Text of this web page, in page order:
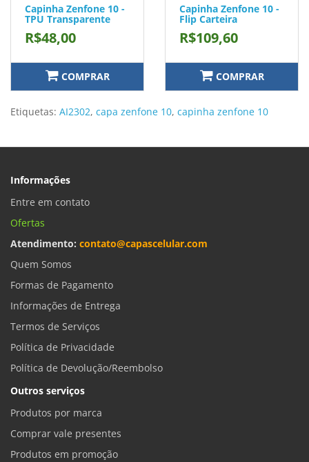
Capinha Zenfone 10 -
TPU Transparente
R$48,00
COMPRAR
Capinha Zenfone 10 -
Flip Carteira
R$109,60
COMPRAR
Etiquetas: AI2302, capa zenfone 10, capinha zenfone 10
Informações
Entre em contato
Ofertas
Atendimento: contato@capascelular.com
Quem Somos
Formas de Pagamento
Informações de Entrega
Termos de Serviços
Política de Privacidade
Política de Devolução/Reembolso
Outros serviços
Produtos por marca
Comprar vale presentes
Produtos em promoção